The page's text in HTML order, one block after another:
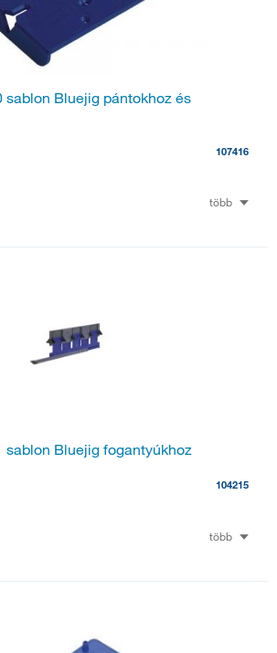
sablon Bluejig pántokhoz és
107416
több
sablon Bluejig fogantyúkhoz
104215
több